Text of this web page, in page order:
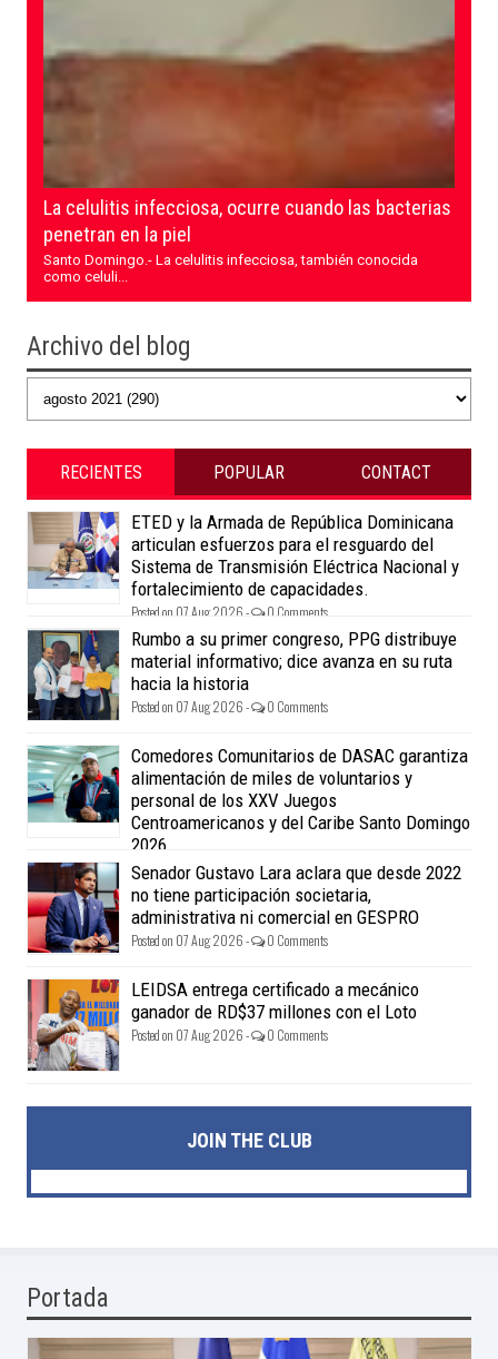
La celulitis infecciosa, ocurre cuando las bacterias
penetran en la piel
Santo Domingo.- La celulitis infecciosa, también conocida
como celuli...
Archivo del blog
RECIENTES POPULAR CONTACT
ETED y la Armada de República Dominicana
articulan esfuerzos para el resguardo del
Sistema de Transmisión Eléctrica Nacional y
fortalecimiento de capacidades.
Posted on 07 Aug 2026 - 0 Comments
Rumbo a su primer congreso, PPG distribuye
material informativo; dice avanza en su ruta
hacia la historia
Posted on 07 Aug 2026 - 0 Comments
Comedores Comunitarios de DASAC garantiza
alimentación de miles de voluntarios y
personal de los XXV Juegos
Centroamericanos y del Caribe Santo Domingo
2026
Posted on 07 Aug 2026 - 0 Comments
Senador Gustavo Lara aclara que desde 2022
no tiene participación societaria,
administrativa ni comercial en GESPRO
Posted on 07 Aug 2026 - 0 Comments
LEIDSA entrega certificado a mecánico
ganador de RD$37 millones con el Loto
Posted on 07 Aug 2026 - 0 Comments
JOIN THE CLUB
Portada